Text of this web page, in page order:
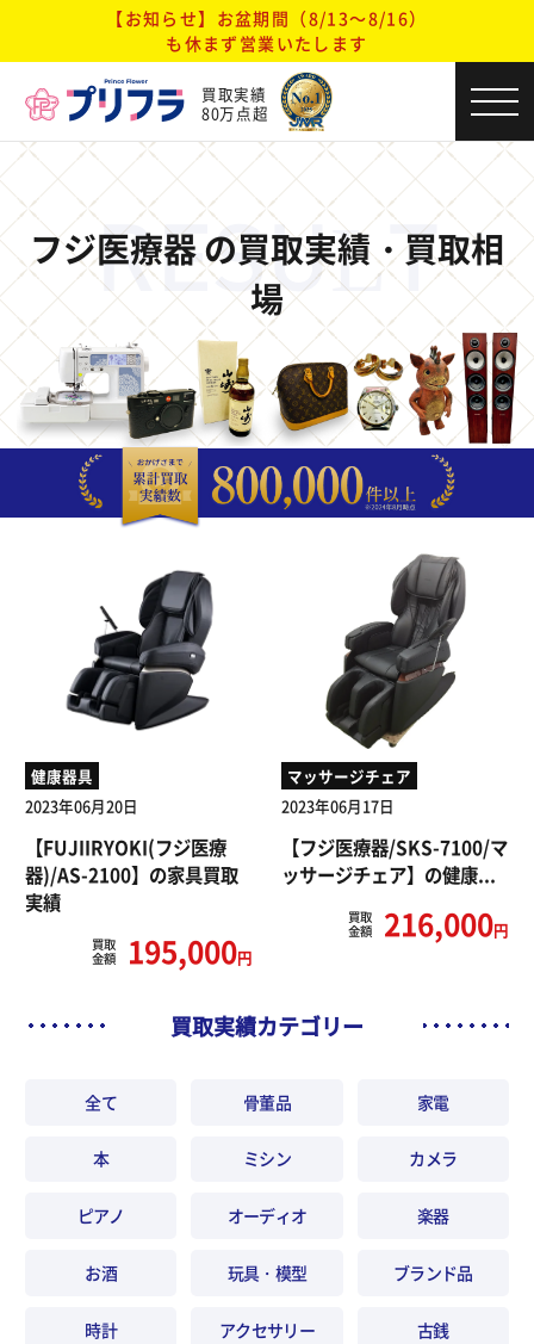
【お知らせ】お盆期間（8/13～8/16）
も休まず営業いたします
買取実績
80万点超
RESULT
フジ医療器 の買取実績・買取相
場
健康器具
2023年06月20日
【FUJIIRYOKI(フジ医療
器)/AS-2100】の家具買取
実績
買取
金額
195,000円
マッサージチェア
2023年06月17日
【フジ医療器/SKS-7100/マ
ッサージチェア】の健康...
買取
金額
216,000円
買取実績カテゴリー
全て 骨董品 家電
本 ミシン カメラ
ピアノ オーディオ 楽器
お酒 玩具・模型 ブランド品
時計 アクセサリー 古銭